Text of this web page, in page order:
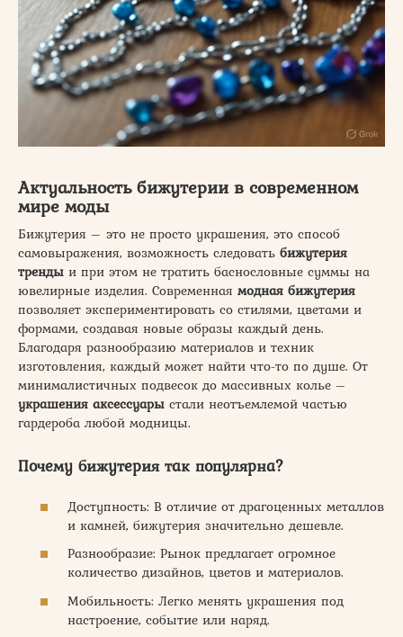
Актуальность бижутерии в современном
мире моды
Бижутерия – это не просто украшения, это способ
самовыражения, возможность следовать бижутерия
тренды и при этом не тратить баснословные суммы на
ювелирные изделия. Современная модная бижутерия
позволяет экспериментировать со стилями, цветами и
формами, создавая новые образы каждый день.
Благодаря разнообразию материалов и техник
изготовления, каждый может найти что-то по душе. От
минималистичных подвесок до массивных колье –
украшения аксессуары стали неотъемлемой частью
гардероба любой модницы.
Почему бижутерия так популярна?
Доступность: В отличие от драгоценных металлов
и камней, бижутерия значительно дешевле.
Разнообразие: Рынок предлагает огромное
количество дизайнов, цветов и материалов.
Мобильность: Легко менять украшения под
настроение, событие или наряд.